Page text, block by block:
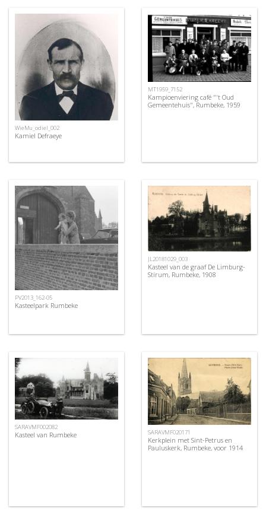
WieMu_odiel_002
Kamiel Defraeye
MT1959_7152
Kampioenviering café "'t Oud
Gemeentehuis", Rumbeke, 1959
PV2013_162-05
Kasteelpark Rumbeke
JL20181029_003
Kasteel van de graaf De Limburg-
Stirum, Rumbeke, 1908
SARAVMF002082
Kasteel van Rumbeke SARAVMF020171
Kerkplein met Sint-Petrus en
Pauluskerk, Rumbeke, voor 1914